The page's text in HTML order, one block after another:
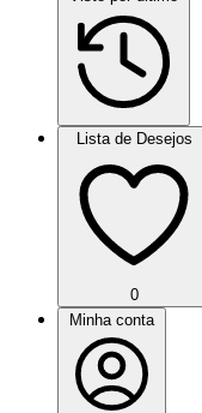
Lista de Desejos
0
Minha conta